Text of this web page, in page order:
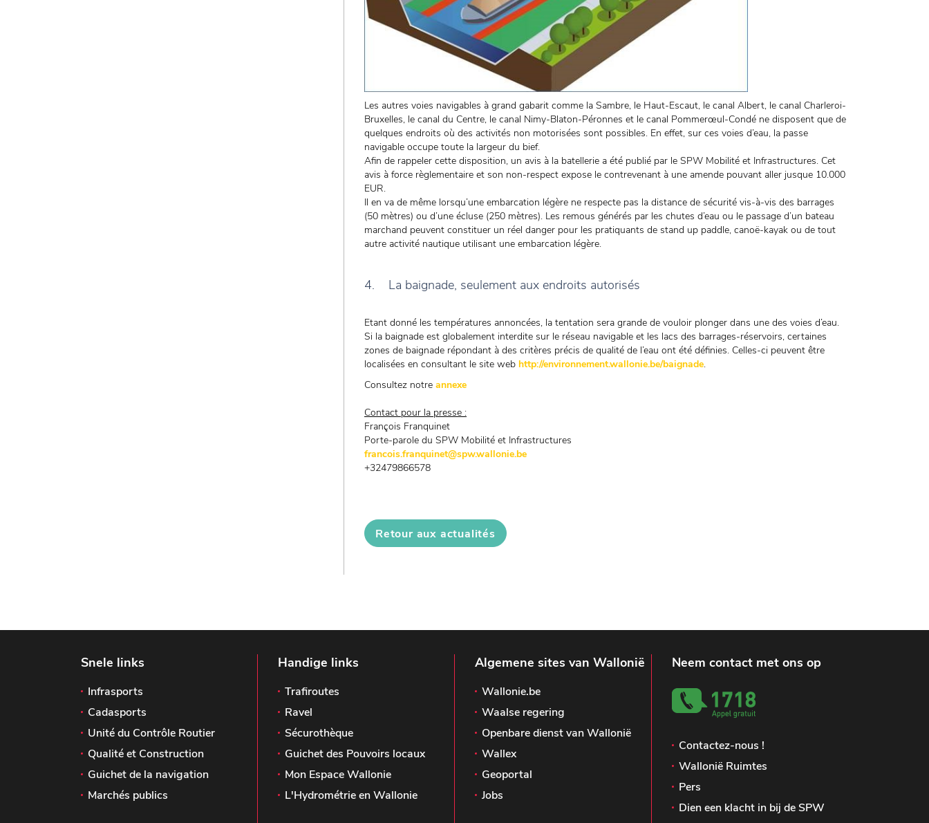
Les autres voies navigables à grand gabarit comme la Sambre, le Haut-Escaut, le canal Albert, le canal Charleroi-
Bruxelles, le canal du Centre, le canal Nimy-Blaton-Péronnes et le canal Pommerœul-Condé ne disposent que de
quelques endroits où des activités non motorisées sont possibles. En effet, sur ces voies d’eau, la passe
navigable occupe toute la largeur du bief.
Afin de rappeler cette disposition, un avis à la batellerie a été publié par le SPW Mobilité et Infrastructures. Cet
avis à force règlementaire et son non-respect expose le contrevenant à une amende pouvant aller jusque 10.000
EUR.
Il en va de même lorsqu’une embarcation légère ne respecte pas la distance de sécurité vis-à-vis des barrages
(50 mètres) ou d’une écluse (250 mètres). Les remous générés par les chutes d’eau ou le passage d’un bateau
marchand peuvent constituer un réel danger pour les pratiquants de stand up paddle, canoë-kayak ou de tout
autre activité nautique utilisant une embarcation légère.
4. La baignade, seulement aux endroits autorisés
Etant donné les températures annoncées, la tentation sera grande de vouloir plonger dans une des voies d’eau.
Si la baignade est globalement interdite sur le réseau navigable et les lacs des barrages-réservoirs, certaines
zones de baignade répondant à des critères précis de qualité de l’eau ont été définies. Celles-ci peuvent être
localisées en consultant le site web http://environnement.wallonie.be/baignade.
Consultez notre annexe
Contact pour la presse :
François Franquinet
Porte-parole du SPW Mobilité et Infrastructures
francois.franquinet@spw.wallonie.be
+32479866578
Retour aux actualités
Snele links
Infrasports
Cadasports
Unité du Contrôle Routier
Qualité et Construction
Guichet de la navigation
Marchés publics
Handige links
Trafiroutes
Ravel
Sécurothèque
Guichet des Pouvoirs locaux
Mon Espace Wallonie
L'Hydrométrie en Wallonie
Algemene sites van Wallonië
Wallonie.be
Waalse regering
Openbare dienst van Wallonië
Wallex
Geoportal
Jobs
Neem contact met ons op
Contactez-nous !
Wallonië Ruimtes
Pers
Dien een klacht in bij de SPW